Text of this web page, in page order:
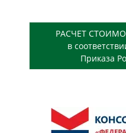
РАСЧЕТ
в
Приказа